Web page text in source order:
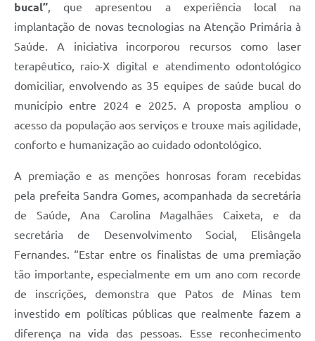
bucal”, que apresentou a experiência local na
implantação de novas tecnologias na Atenção Primária à
Saúde. A iniciativa incorporou recursos como laser
terapêutico, raio-X digital e atendimento odontológico
domiciliar, envolvendo as 35 equipes de saúde bucal do
município entre 2024 e 2025. A proposta ampliou o
acesso da população aos serviços e trouxe mais agilidade,
conforto e humanização ao cuidado odontológico.
A premiação e as menções honrosas foram recebidas
pela prefeita Sandra Gomes, acompanhada da secretária
de Saúde, Ana Carolina Magalhães Caixeta, e da
secretária de Desenvolvimento Social, Elisângela
Fernandes. “Estar entre os finalistas de uma premiação
tão importante, especialmente em um ano com recorde
de inscrições, demonstra que Patos de Minas tem
investido em políticas públicas que realmente fazem a
diferença na vida das pessoas. Esse reconhecimento